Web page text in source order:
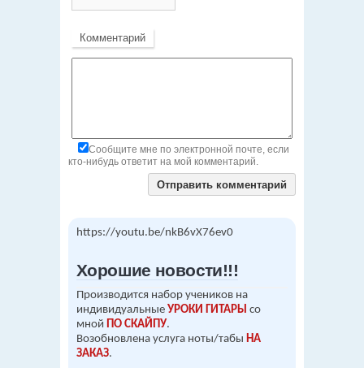
Комментарий
Сообщите мне по электронной почте, если
кто-нибудь ответит на мой комментарий.
https://youtu.be/nkB6vX76ev0
Хорошие новости!!!
Производится набор учеников на
индивидуальные УРОКИ ГИТАРЫ со
мной
ПО СКАЙПУ.
Возобновлена услуга ноты/табы НА
ЗАКАЗ.